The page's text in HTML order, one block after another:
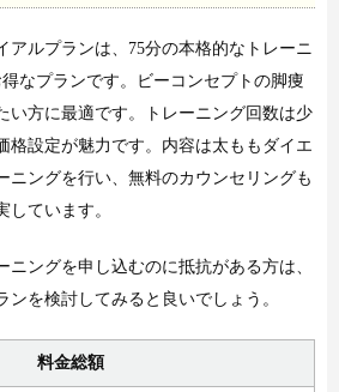
アルプランは、75分の本格的なトレーニ
なプランです。ビーコンセプトの脚痩
い方に最適です。トレーニング回数は少
格設定が魅力です。内容は太ももダイエ
ニングを行い、無料のカウンセリングも
しています。
ニングを申し込むのに抵抗がある方は、
ンを検討してみると良いでしょう。
料金総額